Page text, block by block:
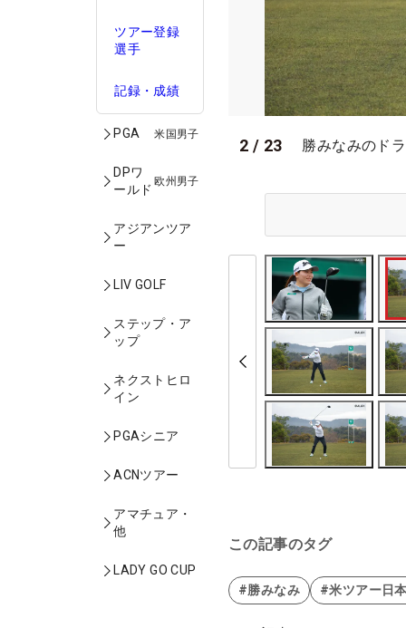
ツアー登録
選手
記録・成績
PGA 米国男子
DPワ
ールド
欧州男子
アジアンツア
ー
LIV GOLF
ステップ・ア
ップ
ネクストヒロ
イン
PGAシニア
ACNツアー
アマチュア・
他
LADY GO CUP
2 / 23 勝みなみのド
この記事のタグ
#勝みなみ #米ツアー日